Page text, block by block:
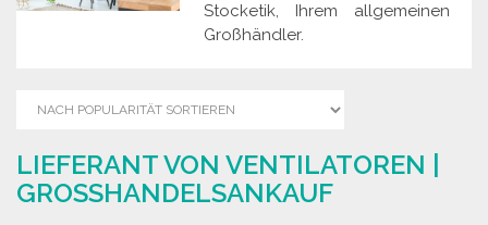
Stocketik, Ihrem allgemeinen
Großhändler.
LIEFERANT VON VENTILATOREN |
GROSSHANDELSANKAUF